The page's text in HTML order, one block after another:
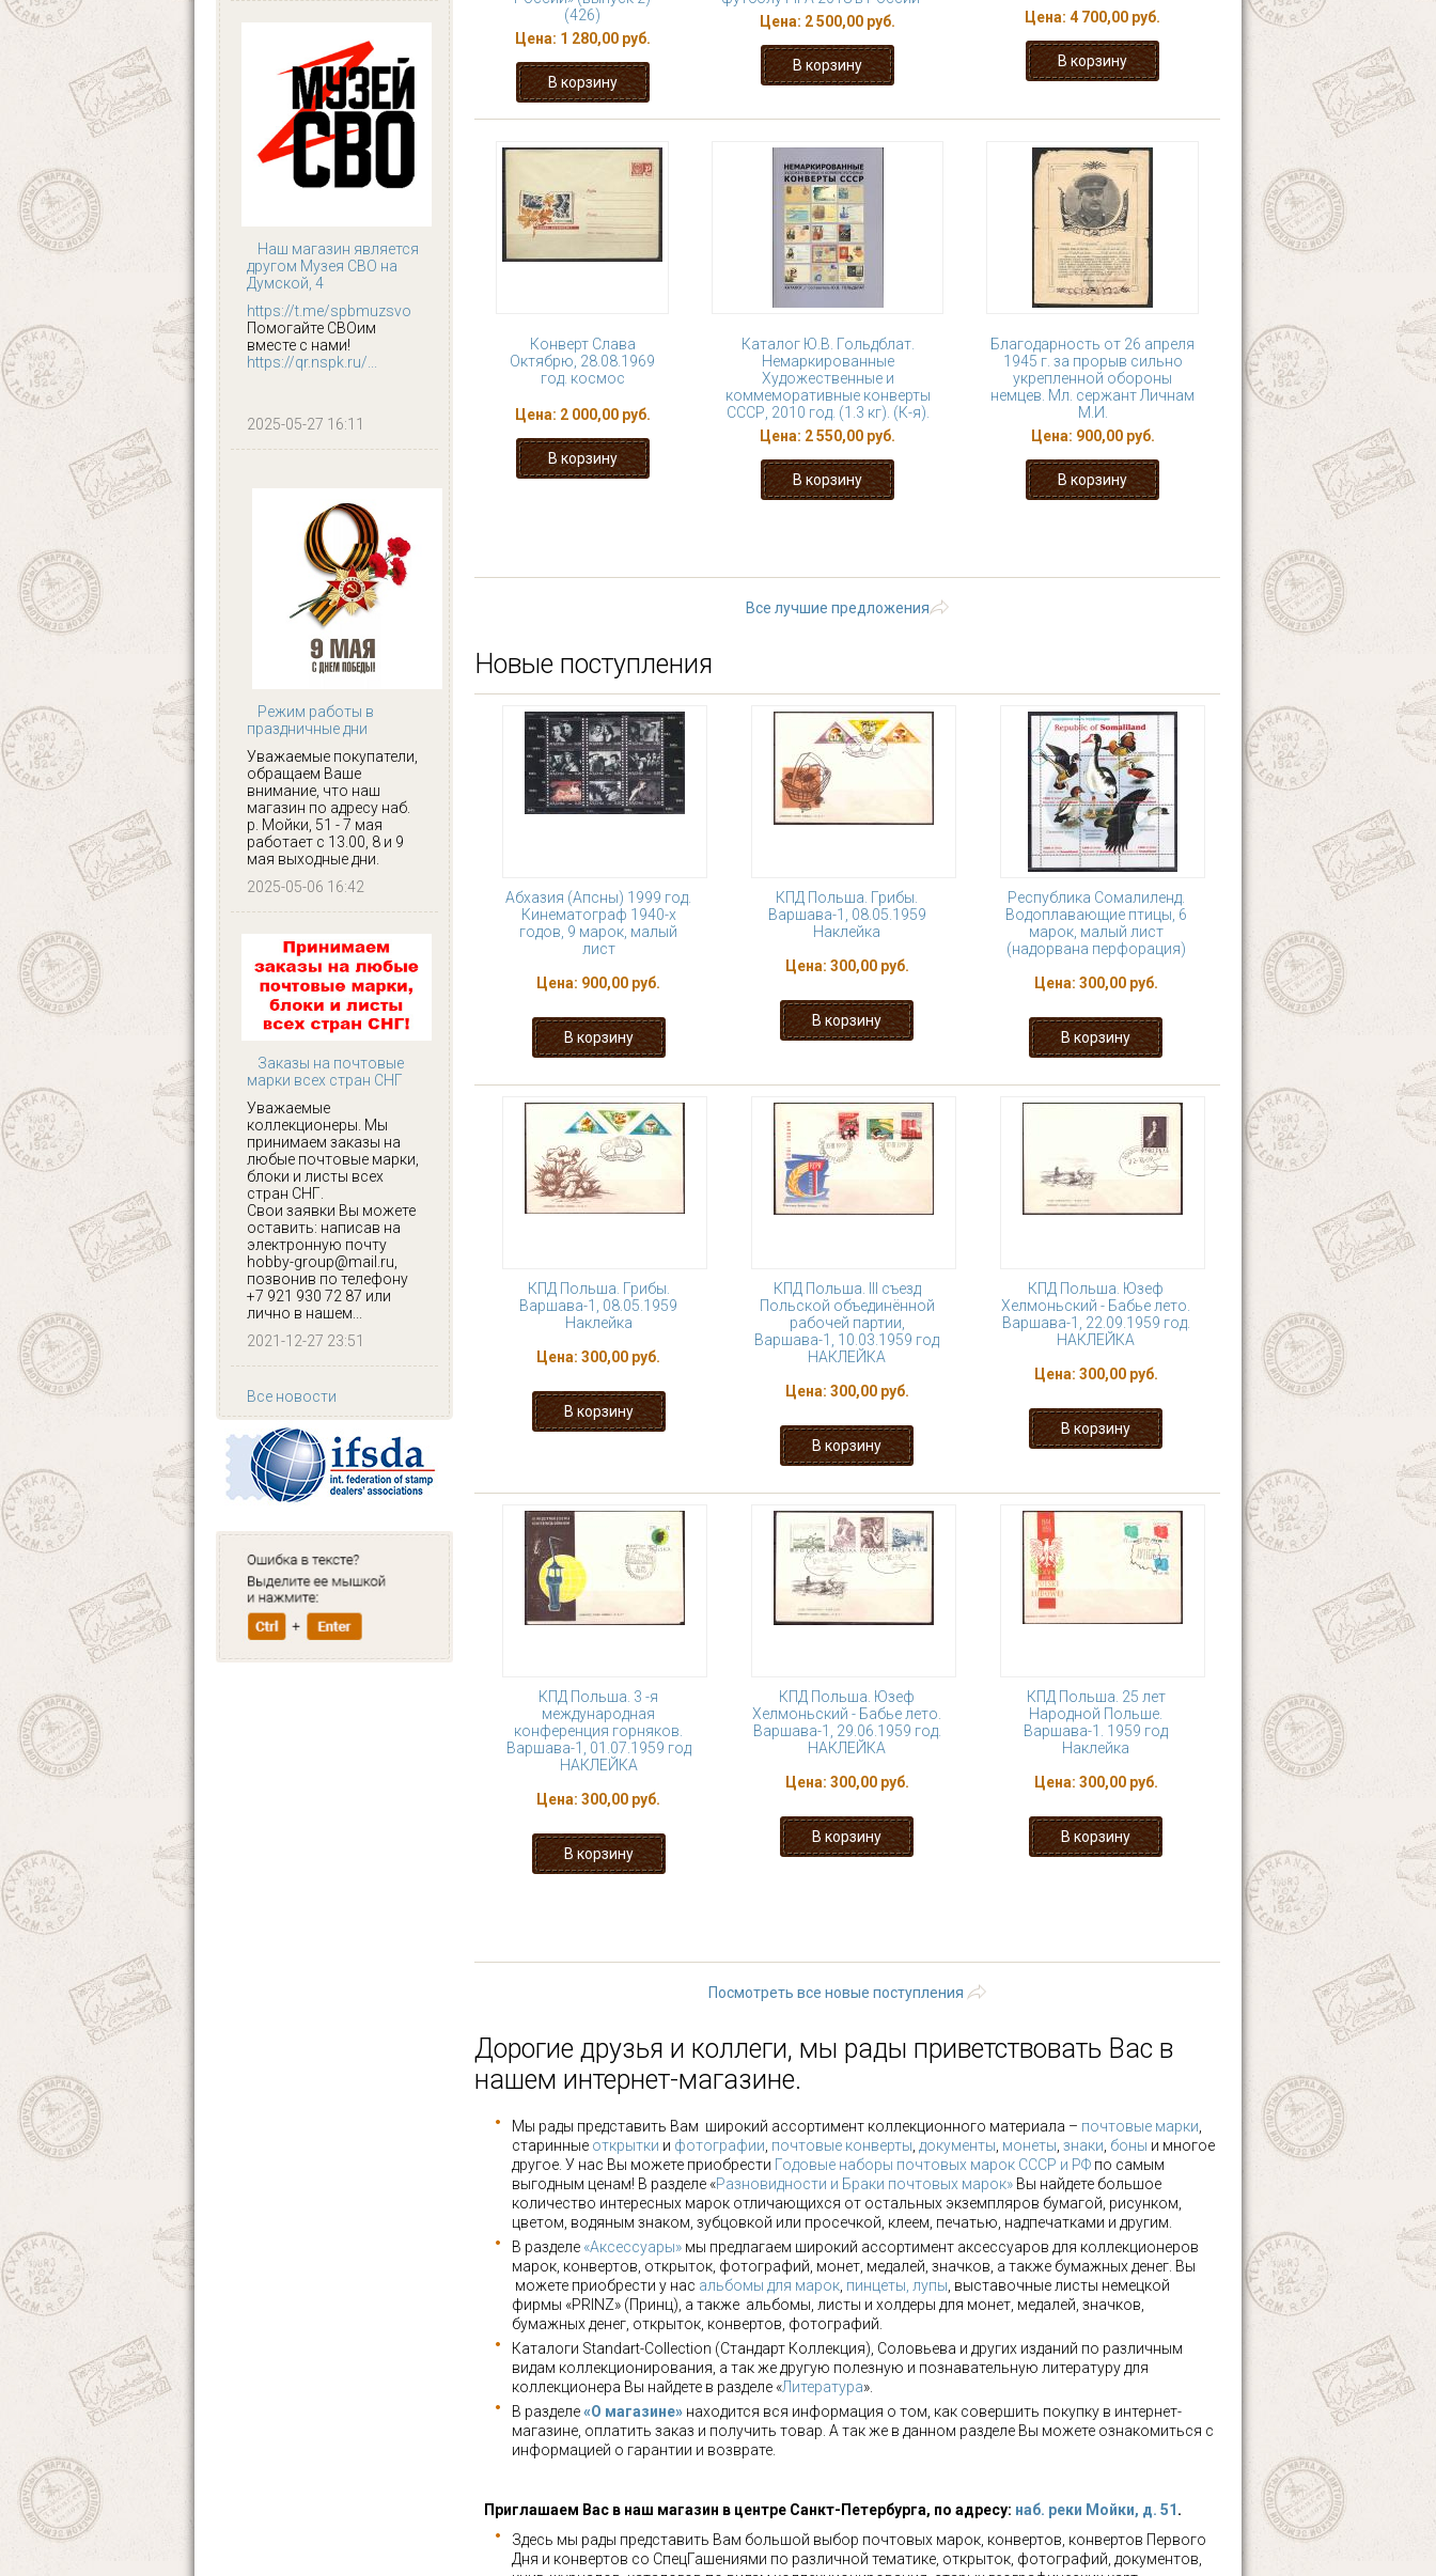
Наш магазин является
другом Музея СВО на
Думской, 4
https://t.me/spbmuzsvo
Помогайте СВОим
вместе с нами!
https://qr.nspk.ru/...
2025-05-27 16:11
Режим работы в
праздничные дни
Уважаемые покупатели,
обращаем Ваше
внимание, что наш
магазин по адресу наб.
р. Мойки, 51 - 7 мая
работает с 13.00, 8 и 9
мая выходные дни.
2025-05-06 16:42
Заказы на почтовые
марки всех стран СНГ
Уважаемые
коллекционеры. Мы
принимаем заказы на
любые почтовые марки,
блоки и листы всех
стран СНГ.
Свои заявки Вы можете
оставить: написав на
электронную почту
hobby-group@mail.ru,
позвонив по телефону
+7 921 930 72 87 или
лично в нашем...
2021-12-27 23:51
Все новости
(426)
Цена: 1 280,00 руб.
Цена: 2 500,00 руб. Цена: 4 700,00 руб.
Конверт Слава
Октябрю, 28.08.1969
год. космос
Цена: 2 000,00 руб.
Каталог Ю.В. Гольдблат.
Немаркированные
Художественные и
коммеморативные конверты
СССР, 2010 год. (1.3 кг). (К-я).
Цена: 2 550,00 руб.
Благодарность от 26 апреля
1945 г. за прорыв сильно
укрепленной обороны
немцев. Мл. сержант Личнам
М.И.
Цена: 900,00 руб.
Все лучшие предложения
Новые поступления
Абхазия (Апсны) 1999 год.
Кинематограф 1940-х
годов, 9 марок, малый
лист
Цена: 900,00 руб.
КПД Польша. Грибы.
Варшава-1, 08.05.1959
Наклейка
Цена: 300,00 руб.
Республика Сомалиленд.
Водоплавающие птицы, 6
марок, малый лист
(надорвана перфорация)
Цена: 300,00 руб.
КПД Польша. Грибы.
Варшава-1, 08.05.1959
Наклейка
Цена: 300,00 руб.
КПД Польша. III съезд
Польской объединённой
рабочей партии,
Варшава-1, 10.03.1959 год
НАКЛЕЙКА
Цена: 300,00 руб.
КПД Польша. Юзеф
Хелмоньский - Бабье лето.
Варшава-1, 22.09.1959 год.
НАКЛЕЙКА
Цена: 300,00 руб.
КПД Польша. 3 -я
международная
конференция горняков.
Варшава-1, 01.07.1959 год
НАКЛЕЙКА
Цена: 300,00 руб.
КПД Польша. Юзеф
Хелмоньский - Бабье лето.
Варшава-1, 29.06.1959 год.
НАКЛЕЙКА
Цена: 300,00 руб.
КПД Польша. 25 лет
Народной Польше.
Варшава-1. 1959 год
Наклейка
Цена: 300,00 руб.
Посмотреть все новые поступления
Дорогие друзья и коллеги, мы рады приветствовать Вас в
нашем интернет-магазине.
Мы рады представить Вам широкий ассортимент коллекционного материала – почтовые марки
старинные открытки и фотографии почтовые конверты документы монеты знаки боны и многое
другое. У нас Вы можете приобрести Годовые наборы почтовых марок СССР и РФ по самым
выгодным ценам! В разделе «Разновидности и Браки почтовых марок» Вы найдете большое
количество интересных марок отличающихся от остальных экземпляров бумагой, рисунком,
цветом, водяным знаком, зубцовкой или просечкой, клеем, печатью, надпечатками и другим.
В разделе «Аксессуары» мы предлагаем широкий ассортимент аксессуаров для коллекционеров
марок, конвертов, открыток, фотографий, монет, медалей, значков, а также бумажных денег. Вы
можете приобрести у нас альбомы для марок пинцеты, лупы , выставочные листы немецкой
фирмы «PRINZ» (Принц), а также альбомы, листы и холдеры для монет, медалей, значков,
бумажных денег, открыток, конвертов, фотографий.
Каталоги Standart-Collection (Стандарт Коллекция), Соловьева и других изданий по различным
видам коллекционирования, а так же другую полезную и познавательную литературу для
коллекционера Вы найдете в разделе «Литература».
В разделе«О магазине» находится вся информация о том, как совершить покупку в интернет-
магазине, оплатить заказ и получить товар. А так же в данном разделе Вы можете ознакомиться с
информацией о гарантии и возврате.
Приглашаем Вас в наш магазин в центре Санкт-Петербурга, по адресу: наб. реки Мойки, д. 51 .
Здесь мы рады представить Вам большой выбор почтовых марок, конвертов, конвертов Первого
Дня и конвертов со СпецГашениями по различной тематике, открыток, фотографий, документов,